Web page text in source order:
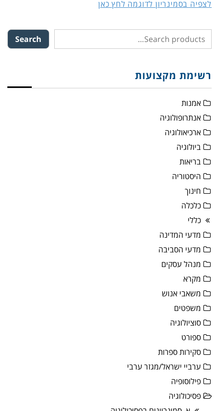
לצפיה בסמינריון לדוגמה לחץ כאן
Search
רשימת מקצועות
אמנות
אנתרופולוגיה
ארכיאולוגיה
ביולוגיה
בריאות
היסטוריה
חינוך
כלכלה
כללי
מדעי המדינה
מדעי הסביבה
מנהל עסקים
מקרא
משאבי אנוש
משפטים
סוציולוגיה
ספורט
סקירות ספרות
ערביי ישראל/מגזר ערבי
פילוסופיה
פסיכולוגיה